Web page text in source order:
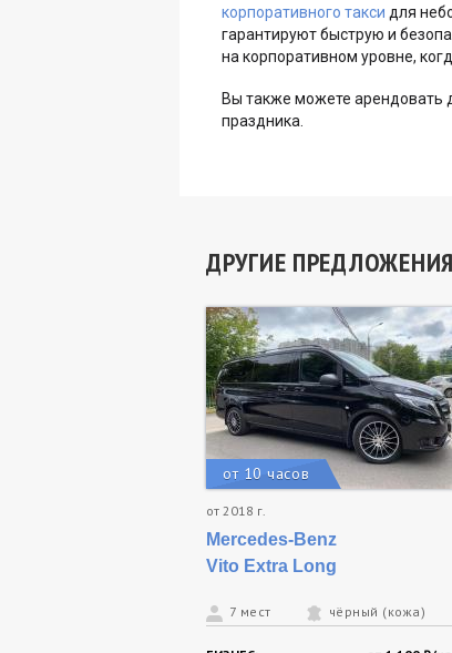
корпоративного такси для
гарантируют быструю и
на корпоративном уровне,
Вы также можете арендовать
праздника.
ДРУГИЕ ПРЕДЛОЖЕНИЯ
от 10 часов
от 2018 г.
Mercedes-Benz
Vito Extra Long
7 мест чёрный (кожа)